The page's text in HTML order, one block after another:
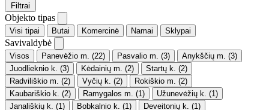
Filtrai
Objekto tipas
Visi tipai Butai Komercinė Namai Sklypai
Savivaldybė
Visos Panevėžio m. (22) Pasvalio m. (3) Anykščių m. (3)
Juodlieknio k. (3) Kėdainių m. (2) Startų k. (2)
Radviliškio m. (2) Vyčių k. (2) Rokiškio m. (2)
Kaubariškio k. (2) Ramygalos m. (1) Užunevėžių k. (1)
Janališkių k. (1) Bobkalnio k. (1) Deveitonių k. (1)